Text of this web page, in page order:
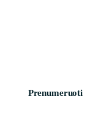
Prenumeruoti